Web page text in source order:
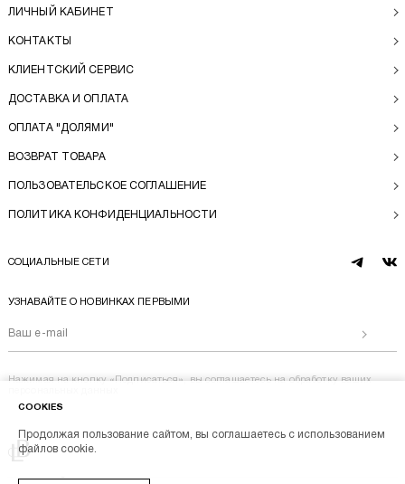
Перейти на главную
BL BRAND © 2014-2026
ЛИЧНЫЙ КАБИНЕТ
КОНТАКТЫ
КЛИЕНТСКИЙ СЕРВИС
ДОСТАВКА И ОПЛАТА
ОПЛАТА "ДОЛЯМИ"
ВОЗВРАТ ТОВАРА
ПОЛЬЗОВАТЕЛЬСКОЕ СОГЛАШЕНИЕ
ПОЛИТИКА КОНФИДЕНЦИАЛЬНОСТИ
СОЦИАЛЬНЫЕ СЕТИ
telegram
vk
УЗНАВАЙТЕ О НОВИНКАХ ПЕРВЫМИ
Нажимая на кнопку «Подписаться», вы соглашаетесь на обработку ваших
COOKIES
Продолжая пользование сайтом, вы соглашаетесь с использованием
файлов cookie.